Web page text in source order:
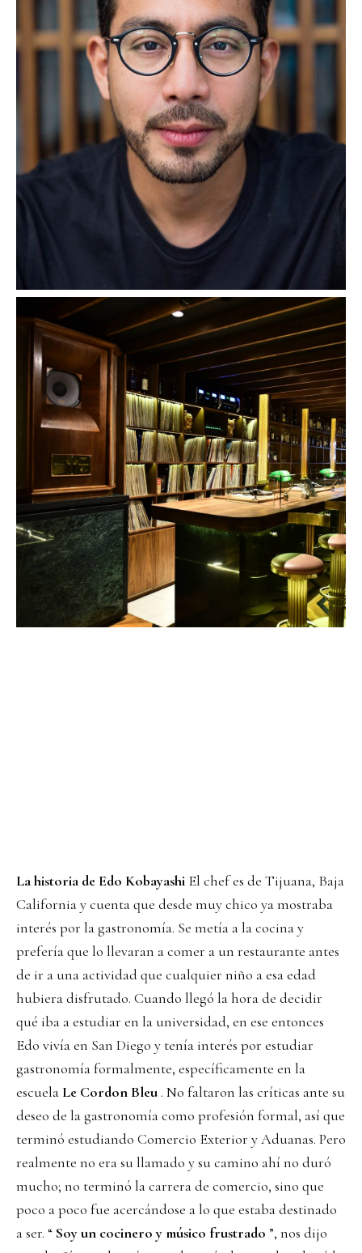
La historia de Edo Kobayashi El chef es de Tijuana, Baja
California y cuenta que desde muy chico ya mostraba
interés por la gastronomía. Se metía a la cocina y
prefería que lo llevaran a comer a un restaurante antes
de ir a una actividad que cualquier niño a esa edad
hubiera disfrutado. Cuando llegó la hora de decidir
qué iba a estudiar en la universidad, en ese entonces
Edo vivía en San Diego y tenía interés por estudiar
gastronomía formalmente, específicamente en la
escuela Le Cordon Bleu. No faltaron las críticas ante su
deseo de la gastronomía como profesión formal, así que
terminó estudiando Comercio Exterior y Aduanas. Pero
realmente no era su llamado y su camino ahí no duró
mucho; no terminó la carrera de comercio, sino que
poco a poco fue acercándose a lo que estaba destinado
a ser. “ Soy un cocinero y músico frustrado ”, nos dijo